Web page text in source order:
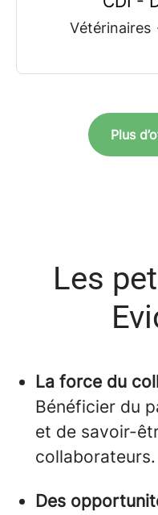
Vétérinaires
Plus
Les
La force du
Bénéficier du
et de savoir-
collaborateurs.
Des